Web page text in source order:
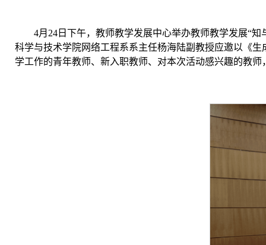
4月24日下午，教师教学发展中心举办教师教学发展“
科学与技术学院网络工程系系主任杨海陆副教授应邀以《
学工作的青年教师、新入职教师、对本次活动感兴趣的教